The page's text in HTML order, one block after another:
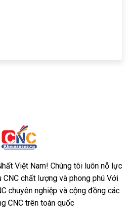
Việt Nam! Chúng tôi luôn nỗ lực
chất lượng và phong phú Với
chuyên nghiệp và cộng đồng các
CNC trên toàn quốc